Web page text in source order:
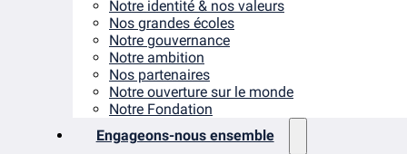
Notre identité & nos valeurs
Nos grandes écoles
Notre gouvernance
Notre ambition
Nos partenaires
Notre ouverture sur le monde
Notre Fondation
Engageons-nous ensemble